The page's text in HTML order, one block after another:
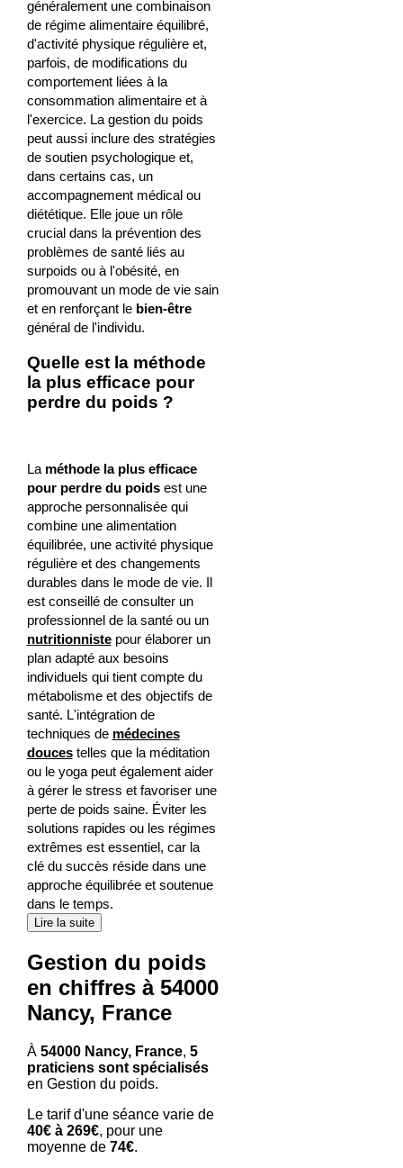
généralement une combinaison
de régime alimentaire équilibré,
d'activité physique régulière et,
parfois, de modifications du
comportement liées à la
consommation alimentaire et à
l'exercice. La gestion du poids
peut aussi inclure des stratégies
de soutien psychologique et,
dans certains cas, un
accompagnement médical ou
diététique. Elle joue un rôle
crucial dans la prévention des
problèmes de santé liés au
surpoids ou à l'obésité, en
promouvant un mode de vie sain
et en renforçant le bien-être
général de l'individu.
Quelle est la méthode
la plus efficace pour
perdre du poids ?
La méthode la plus efficace
pour perdre du poidsest une
approche personnalisée qui
combine une alimentation
équilibrée, une activité physique
régulière et des changements
durables dans le mode de vie. Il
est conseillé de consulter un
professionnel de la santé ou un
nutritionnistepour élaborer un
plan adapté aux besoins
individuels qui tient compte du
métabolisme et des objectifs de
santé. L'intégration de
techniques de médecines
doucestelles que la méditation
ou le yoga peut également aider
à gérer le stress et favoriser une
perte de poids saine. Éviter les
solutions rapides ou les régimes
extrêmes est essentiel, car la
clé du succès réside dans une
approche équilibrée et soutenue
dans le temps.
Lire la suite
Gestion du poids
en chiffres à 54000
Nancy, France
À 54000 Nancy, France, 5
praticiens sont spécialisés
en Gestion du poids.
Le tarif d'une séance varie de
40€ à 269€, pour une
moyenne de 74€.